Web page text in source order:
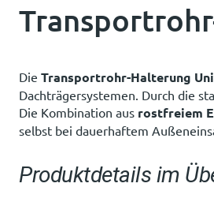
Die Transportrohr-Halterung
Dachträgersystemen. Durch die
Die Kombination aus rostfreiem
selbst bei dauerhaftem
Produktdetails im